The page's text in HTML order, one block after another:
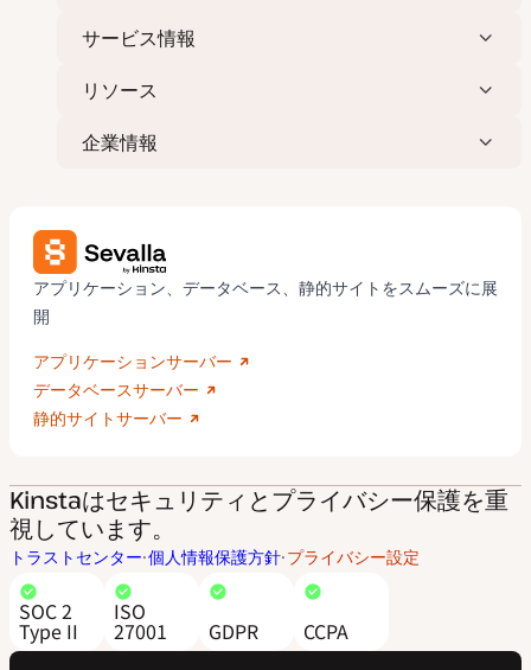
サービス情報
リソース
企業情報
アプリケーション、データベース、静的サイトをスムーズに展
開
アプリケーションサーバー
データベースサーバー
静的サイトサーバー
Kinstaはセキュリティとプライバシー保護を重
視しています。
トラストセンター 個人情報保護方針 プライバシー設定
SOC 2
Type II
ISO
27001 GDPR CCPA